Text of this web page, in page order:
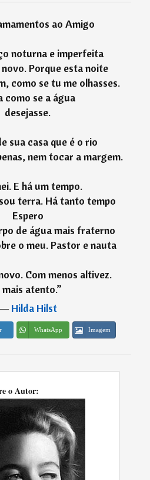
ao Amigo
noturna e imperfeita
Porque esta noite
como se tu me olhasses.
como se a água
desejasse.
sua casa que é o rio
nem tocar a margem.
E há um tempo.
terra. Há tanto tempo
Espero
de água mais fraterno
o meu. Pastor e nauta
Com menos altivez.
mais atento.”
Hilda Hilst
WhatsApp Imagem
o Autor: